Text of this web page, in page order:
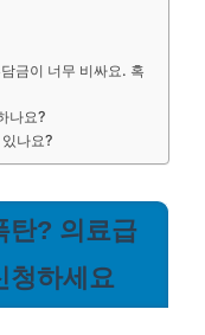
금이 너무 비싸요. 혹
나요?
나요?
탄? 의료급
청하세요